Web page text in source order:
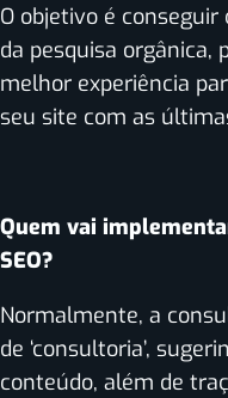
O objetivo é
da pesquisa orgânica,
melhor experiência
seu site com as
Quem vai
SEO?
Normalmente, a
de ‘consultoria’,
conteúdo, além de